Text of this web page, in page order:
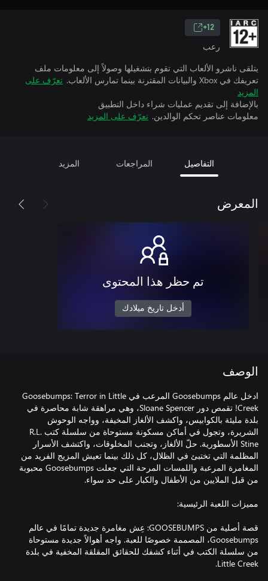
12+
رعب
يتلقى ناشرو الألعاب التي تقوم بتشغيلها وصولاً إلى معلومات ملف
تعريفك في Xbox والبيانات المقترنة بينما تمارس الألعاب.
تعرّف على
المزيد
بالإضافة إلى تقديم عمليات شراء داخل التطبيق
معلومات عناصر تحكم الوالدين. تعرّف على المزيد
التفاصيل المراجعات المزيد
المعرض
تم حظر هذا المحتوى
أدخل تاريخ ميلادك
الوصف
ادخل عالم Goosebumps المرعب في Goosebumps: Terror in Little
Creek! تقمص دور Sloane Spencer، وهي مراهقة شابة محاصرة في
بلدة مليئة بالكوابيس، واكشف الألغاز المخيفة، وواجه الوحوش
الشريرة، وتجول في أماكن مسكونة مستوحاة من سلسلة كتب R.L.
Stine الأسطورية. حلّ الألغاز، وتجنب المخلوقات، واكتشف الأسرار
المظلمة التي تختبئ في الظلال، كل ذلك بينما تعيش المزيج الفريد من
المغامرة المرعبة واللمسات المرحة التي جعلت Goosebumps محبوبة
قصة أصلية من GOOSEBUMPS: عِش مغامرة جديدة تمامًا في عالم
Goosebumps، المصممة خصوصًا للعبة. واجه أهوالاً جديدة مستوحاة
من سلسلة الكتب في أثناء كشفك للحقائق المقلقة المخفية في بلدة